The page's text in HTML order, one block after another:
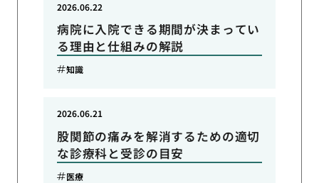
病院に入院できる期間が決まってい
る理由と仕組みの解説
2026.06.22
知識
股関節の痛みを解消するための適切
な診療科と受診の目安
2026.06.21
医療